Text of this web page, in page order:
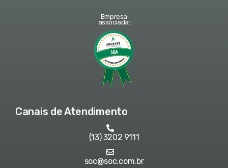
Empresa
associada:
Canais de Atendimento
(13) 3202 9111
soc@soc.com.br